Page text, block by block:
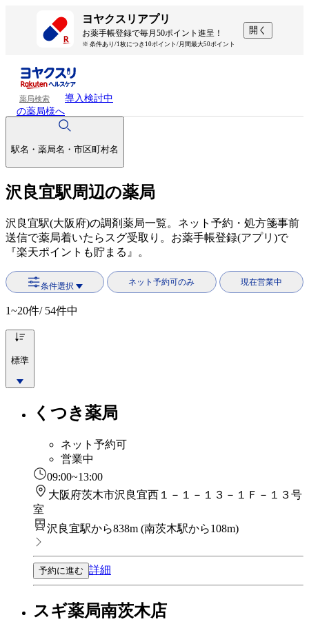
ヨヤクスリアプリ
お薬手帳登録で毎月50ポイント進呈！
※ 条件あり/1枚につき10ポイント/月間最大50ポイント
開く
薬局検索
導入検討中
の薬局様へ
駅名・薬局名・市区町村名
沢良宜駅周辺の薬局
沢良宜駅(大阪府)の調剤薬局一覧。ネット予約・処方箋事前
送信で薬局着いたらスグ受取り。お薬手帳登録(アプリ)で
『楽天ポイントも貯まる』。
条件選択 ネット予約可のみ 現在営業中
1~20件/ 54件中
標準
くつき薬局
ネット予約可
営業中
09:00~13:00
大阪府茨木市沢良宜西１－１－１３－１Ｆ－１３号
室
沢良宜駅から838m (南茨木駅から108m)
予約に進む 詳細
スギ薬局南茨木店